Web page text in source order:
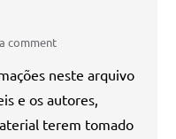
comment
neste arquivo
e os autores,
terem tomado